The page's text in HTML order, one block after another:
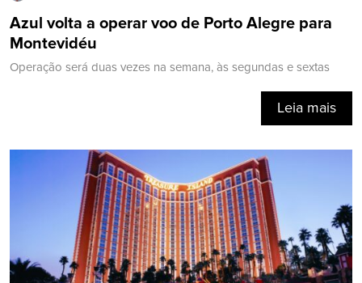
Azul volta a operar voo de Porto Alegre para
Montevidéu
Operação será duas vezes na semana, às segundas e sextas
Leia mais